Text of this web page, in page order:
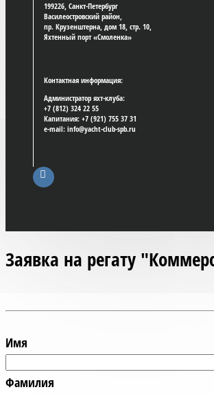
199226, Санкт-Петербург
Василеостровский район,
пр. Крузенштерна, дом 18, стр. 10,
Яхтенный порт «Смоленка»
Контактная информация:
Администратор яхт-клуба:
+7 (812) 324 22 55
Капитания: +7 (921) 755 37 31
e-mail: info@yacht-club-spb.ru
Заявка на регату
Имя
Фамилия